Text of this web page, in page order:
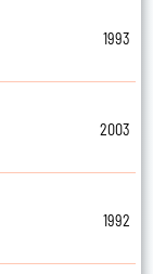
1993
2003
1992